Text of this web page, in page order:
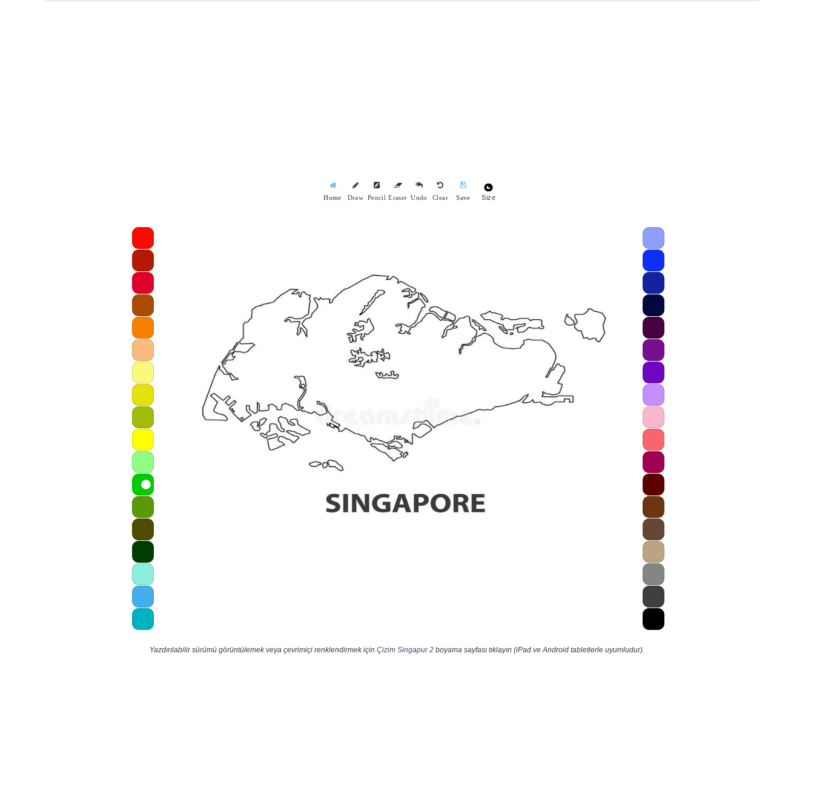
Home Draw Pencil Eraser Undo Clear Save Size
Yazdırılabilir sürümü görüntülemek veya çevrimiçi renklendirmek için Çizim Singapur 2 boyama sayfası tıklayın (iPad ve Android tabletlerle uyumludur).